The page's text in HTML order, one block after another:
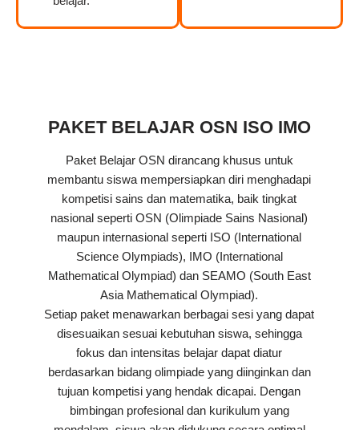
PAKET BELAJAR OSN ISO IMO
Paket Belajar OSN dirancang khusus untuk
membantu siswa mempersiapkan diri menghadapi
kompetisi sains dan matematika, baik tingkat
nasional seperti OSN (Olimpiade Sains Nasional)
maupun internasional seperti ISO (International
Science Olympiads), IMO (International
Mathematical Olympiad) dan SEAMO (South East
Asia Mathematical Olympiad).
Setiap paket menawarkan berbagai sesi yang dapat
disesuaikan sesuai kebutuhan siswa, sehingga
fokus dan intensitas belajar dapat diatur
berdasarkan bidang olimpiade yang diinginkan dan
tujuan kompetisi yang hendak dicapai. Dengan
bimbingan profesional dan kurikulum yang